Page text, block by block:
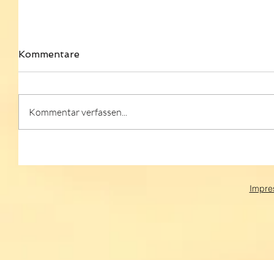
Kommentare
Kommentar verfassen...